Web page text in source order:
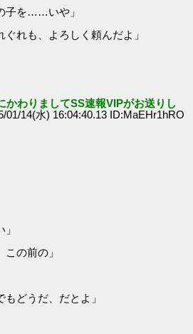
子を……いや」
ぐれも、よろしく頼んだよ」
かわりましてSS速報VIPがお送りし
01/14(水) 16:04:40.13 ID:MaEHr1hRO
の前の」
どうだ、だとよ」